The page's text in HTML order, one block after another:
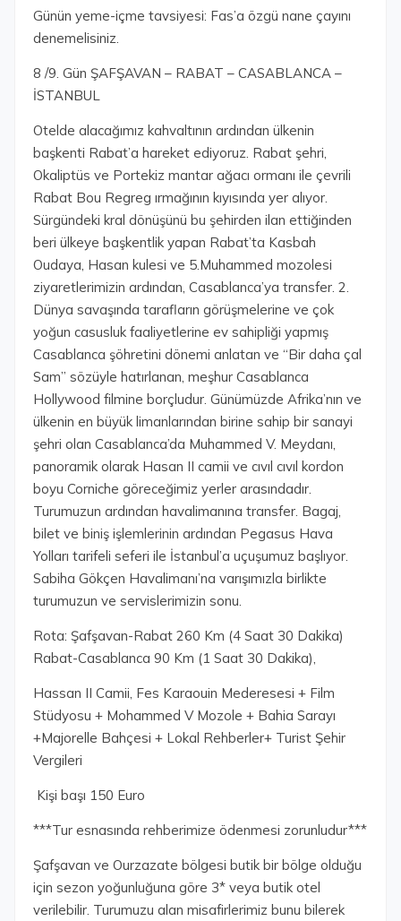
Günün yeme-içme tavsiyesi: Fas’a özgü nane çayını
denemelisiniz.
8 /9. Gün ŞAFŞAVAN – RABAT – CASABLANCA –
İSTANBUL
Otelde alacağımız kahvaltının ardından ülkenin
başkenti Rabat’a hareket ediyoruz. Rabat şehri,
Okaliptüs ve Portekiz mantar ağacı ormanı ile çevrili
Rabat Bou Regreg ırmağının kıyısında yer alıyor.
Sürgündeki kral dönüşünü bu şehirden ilan ettiğinden
beri ülkeye başkentlik yapan Rabat’ta Kasbah
Oudaya, Hasan kulesi ve 5.Muhammed mozolesi
ziyaretlerimizin ardından, Casablanca’ya transfer. 2.
Dünya savaşında tarafların görüşmelerine ve çok
yoğun casusluk faaliyetlerine ev sahipliği yapmış
Casablanca şöhretini dönemi anlatan ve “Bir daha çal
Sam” sözüyle hatırlanan, meşhur Casablanca
Hollywood filmine borçludur. Günümüzde Afrika’nın ve
ülkenin en büyük limanlarından birine sahip bir sanayi
şehri olan Casablanca’da Muhammed V. Meydanı,
panoramik olarak Hasan II camii ve cıvıl cıvıl kordon
boyu Corniche göreceğimiz yerler arasındadır.
Turumuzun ardından havalimanına transfer. Bagaj,
bilet ve biniş işlemlerinin ardından Pegasus Hava
Yolları tarifeli seferi ile İstanbul’a uçuşumuz başlıyor.
Sabiha Gökçen Havalimanı’na varışımızla birlikte
turumuzun ve servislerimizin sonu.
Rota: Şafşavan-Rabat 260 Km (4 Saat 30 Dakika)
Rabat-Casablanca 90 Km (1 Saat 30 Dakika),
Hassan II Camii, Fes Karaouin Mederesesi + Film
Stüdyosu + Mohammed V Mozole + Bahia Sarayı
+Majorelle Bahçesi + Lokal Rehberler+ Turist Şehir
Vergileri
Kişi başı 150 Euro
***Tur esnasında rehberimize ödenmesi zorunludur***
Şafşavan ve Ourzazate bölgesi butik bir bölge olduğu
için sezon yoğunluğuna göre 3* veya butik otel
verilebilir. Turumuzu alan misafirlerimiz bunu bilerek